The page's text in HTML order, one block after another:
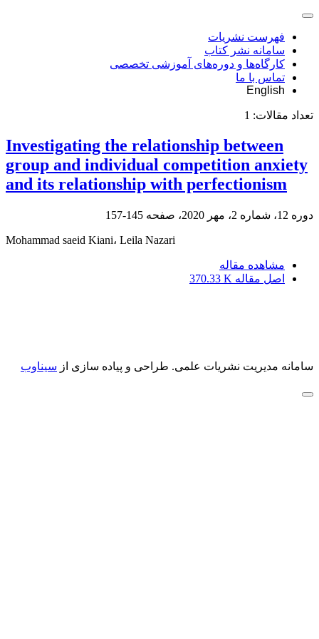
فهرست نشریات
سامانه نشر کتاب
کارگاه‌ها و دوره‌های آموزشی تخصصی
تماس با ما
English
تعداد مقالات: 1
Investigating the relationship between
group and individual competition anxiety
and its relationship with perfectionism
دوره 12، شماره 2، مهر 2020، صفحه 145-157
Mohammad saeid Kiani، Leila Nazari
مشاهده مقاله
اصل مقاله 370.33 K
سامانه مدیریت نشریات علمی. طراحی و پیاده سازی از سیناوب